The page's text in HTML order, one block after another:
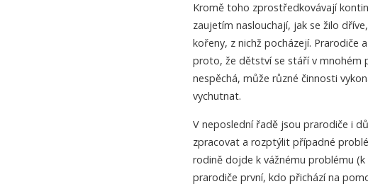
Kromě toho zprostředkovávají
zaujetím naslouchají, jak se žilo
kořeny, z nichž pocházejí. Prarodiče
proto, že dětství se stáří v mnohém
nespěchá, může různé činnosti
vychutnat.
V neposlední řadě jsou prarodiče i
zpracovat a rozptýlit případné
rodině dojde k vážnému problému
prarodiče první, kdo přichází na